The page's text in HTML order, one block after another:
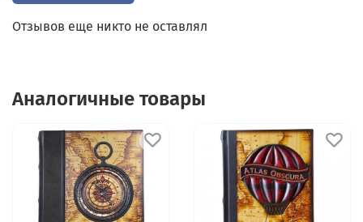
Отзывов еще никто не оставлял
Аналогичные товары